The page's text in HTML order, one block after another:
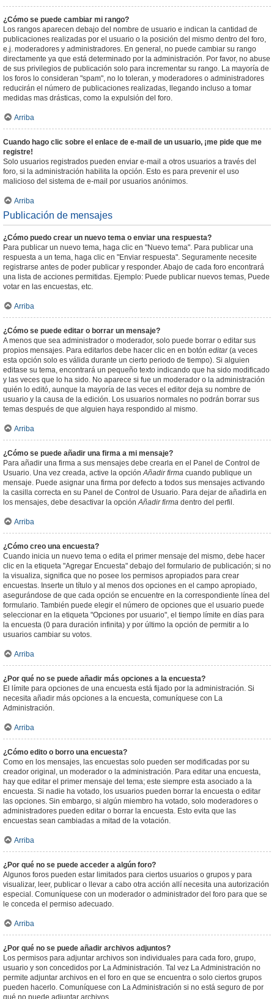
¿Cómo se puede cambiar mi rango?
Los rangos aparecen debajo del nombre de usuario e indican la cantidad de
publicaciones realizadas por el usuario o la posición del mismo dentro del foro,
e.j. moderadores y administradores. En general, no puede cambiar su rango
directamente ya que está determinado por la administración. Por favor, no abuse
de sus privilegios de publicación solo para incrementar su rango. La mayoría de
los foros lo consideran "spam", no lo toleran, y moderadores o administradores
reducirán el número de publicaciones realizadas, llegando incluso a tomar
medidas mas drásticas, como la expulsión del foro.
Arriba
Cuando hago clic sobre el enlace de e-mail de un usuario, ¡me pide que me
registre!
Solo usuarios registrados pueden enviar e-mail a otros usuarios a través del
foro, si la administración habilita la opción. Esto es para prevenir el uso
malicioso del sistema de e-mail por usuarios anónimos.
Arriba
Publicación de mensajes
¿Cómo puedo crear un nuevo tema o enviar una respuesta?
Para publicar un nuevo tema, haga clic en "Nuevo tema". Para publicar una
respuesta a un tema, haga clic en "Enviar respuesta". Seguramente necesite
registrarse antes de poder publicar y responder. Abajo de cada foro encontrará
una lista de acciones permitidas. Ejemplo: Puede publicar nuevos temas, Puede
votar en las encuestas, etc.
Arriba
¿Cómo se puede editar o borrar un mensaje?
A menos que sea administrador o moderador, solo puede borrar o editar sus
propios mensajes. Para editarlos debe hacer clic en en botón editar(a veces
esta opción solo es válida durante un cierto periodo de tiempo). Si alguien
editase su tema, encontrará un pequeño texto indicando que ha sido modificado
y las veces que lo ha sido. No aparece si fue un moderador o la administración
quién lo editó, aunque la mayoría de las veces el editor deja su nombre de
usuario y la causa de la edición. Los usuarios normales no podrán borrar sus
temas después de que alguien haya respondido al mismo.
Arriba
¿Cómo se puede añadir una firma a mi mensaje?
Para añadir una firma a sus mensajes debe crearla en el Panel de Control de
Usuario. Una vez creada, active la opciónAñadir firma cuando publique un
mensaje. Puede asignar una firma por defecto a todos sus mensajes activando
la casilla correcta en su Panel de Control de Usuario. Para dejar de añadirla en
los mensajes, debe desactivar la opciónAñadir firma dentro del perfil.
Arriba
¿Cómo creo una encuesta?
Cuando inicia un nuevo tema o edita el primer mensaje del mismo, debe hacer
clic en la etiqueta "Agregar Encuesta" debajo del formulario de publicación; si no
la visualiza, significa que no posee los permisos apropiados para crear
encuestas. Inserte un título y al menos dos opciones en el campo apropiado,
asegurándose de que cada opción se encuentre en la correspondiente línea del
formulario. También puede elegir el número de opciones que el usuario puede
seleccionar en la etiqueta "Opciones por usuario", el tiempo límite en días para
la encuesta (0 para duración infinita) y por último la opción de permitir a lo
usuarios cambiar su votos.
Arriba
¿Por qué no se puede añadir más opciones a la encuesta?
El límite para opciones de una encuesta está fijado por la administración. Si
necesita añadir más opciones a la encuesta, comuníquese con La
Administración.
Arriba
¿Cómo edito o borro una encuesta?
Como en los mensajes, las encuestas solo pueden ser modificadas por su
creador original, un moderador o la administración. Para editar una encuesta,
hay que editar el primer mensaje del tema; este siempre esta asociado a la
encuesta. Si nadie ha votado, los usuarios pueden borrar la encuesta o editar
las opciones. Sin embargo, si algún miembro ha votado, solo moderadores o
administradores pueden editar o borrar la encuesta. Esto evita que las
encuestas sean cambiadas a mitad de la votación.
Arriba
¿Por qué no se puede acceder a algún foro?
Algunos foros pueden estar limitados para ciertos usuarios o grupos y para
visualizar, leer, publicar o llevar a cabo otra acción allí necesita una autorización
especial. Comuníquese con un moderador o administrador del foro para que se
le conceda el permiso adecuado.
Arriba
¿Por qué no se puede añadir archivos adjuntos?
Los permisos para adjuntar archivos son individuales para cada foro, grupo,
usuario y son concedidos por La Administración. Tal vez La Administración no
permite adjuntar archivos en el foro en que se encuentra o solo ciertos grupos
pueden hacerlo. Comuníquese con La Administración si no está seguro de por
qué no puede adjuntar archivos.